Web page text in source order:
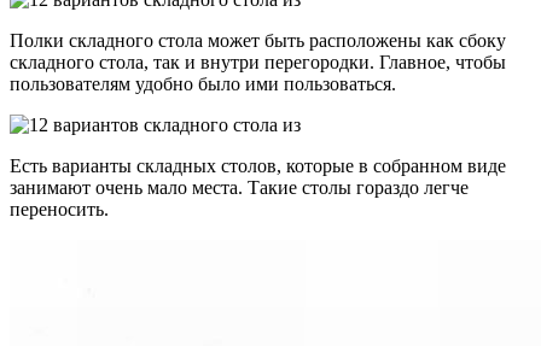
Полки складного стола может быть расположены как сбоку
складного стола, так и внутри перегородки. Главное, чтобы
пользователям удобно было ими пользоваться.
Есть варианты складных столов, которые в собранном виде
занимают очень мало места. Такие столы гораздо легче
переносить.